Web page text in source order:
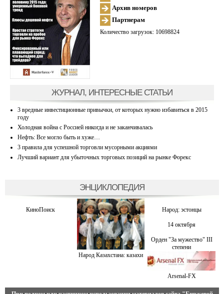
Архив номеров
Партнерам
Количество загрузок: 10698824
ЖУРНАЛ, ИНТЕРЕСНЫЕ СТАТЬИ
3 вредные инвестиционные привычки, от которых нужно избавиться в 2015
году
Холодная война с Россией никогда и не заканчивалась
Нефть: Все могло быть и хуже…
3 правила для успешной торговли мусорными акциями
Лучший вариант для убыточных торговых позиций на рынке Форекс
ЭНЦИКЛОПЕДИЯ
КиноПоиск
Народ Казахстана: казахи
Народ: эстонцы
14 октября
Орден "За мужество" III
степени
Arsenal-FX